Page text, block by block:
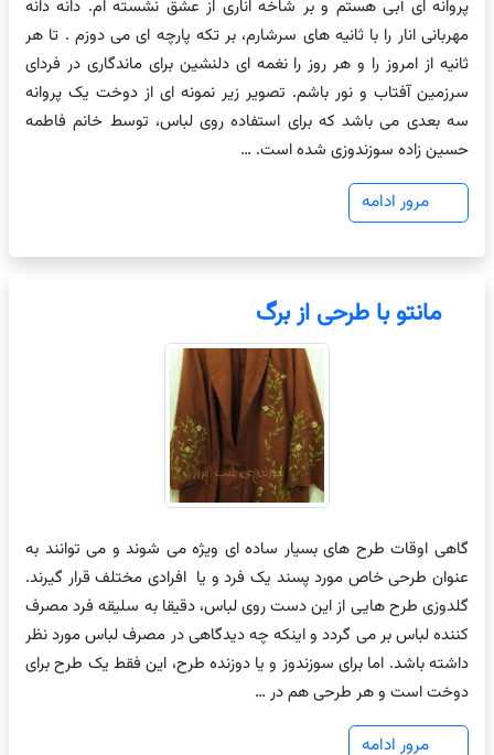
پروانه ای آبی هستم و بر شاخه اناری از عشق نشسته ام. دانه دانه
مهربانی انار را با ثانیه های سرشارم، بر تکه پارچه ای می دوزم . تا هر
ثانیه از امروز را و هر روز را نغمه ای دلنشین برای ماندگاری در فردای
سرزمین آفتاب و نور باشم. تصویر زیر نمونه ای از دوخت یک پروانه
سه بعدی می باشد که برای استفاده روی لباس، توسط خانم فاطمه
حسین زاده سوزندوزی شده است. …
مرور ادامه
مانتو با طرحی از برگ
گاهی اوقات طرح های بسیار ساده ای ویژه می شوند و می توانند به
عنوان طرحی خاص مورد پسند یک فرد و یا افرادی مختلف قرار گیرند.
گلدوزی طرح هایی از این دست روی لباس، دقیقا به سلیقه فرد مصرف
کننده لباس بر می گردد و اینکه چه دیدگاهی در مصرف لباس مورد نظر
داشته باشد. اما برای سوزندوز و یا دوزنده طرح، این فقط یک طرح برای
دوخت است و هر طرحی هم در …
مرور ادامه